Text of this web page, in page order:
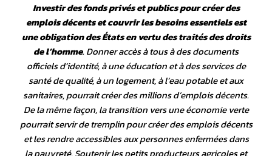
Investir des fonds privés et publics pour créer des
emplois décents et couvrir les besoins essentiels est
une obligation des États en vertu des traités des droits
de l’homme. Donner accès à tous à des documents
officiels d’identité, à une éducation et à des services de
santé de qualité, à un logement, à l’eau potable et aux
sanitaires, pourrait créer des millions d’emplois décents.
De la même façon, la transition vers une économie verte
pourrait servir de tremplin pour créer des emplois décents
et les rendre accessibles aux personnes enfermées dans